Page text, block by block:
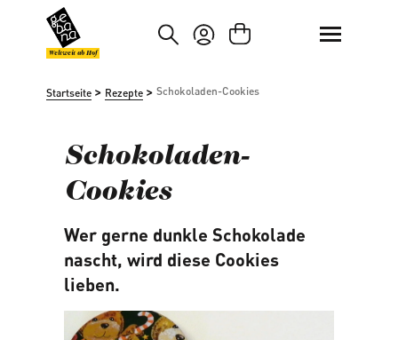
Hauptinhalt springen
Zur Suche springen
Weltweit ab Hof
Startseite > Rezepte > Schokoladen-Cookies
Schokoladen-
Cookies
Wer gerne dunkle Schokolade
nascht, wird diese Cookies
lieben.